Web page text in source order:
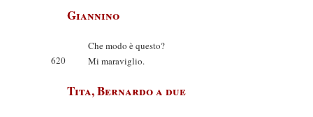
Giannino
Che modo è questo?
620
Mi maraviglio.
Tita, Bernardo a due